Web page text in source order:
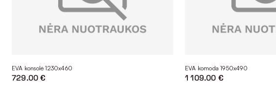
EVA konsolė 1230x460
729.00 €
EVA komoda 1950x490
1 109.00 €